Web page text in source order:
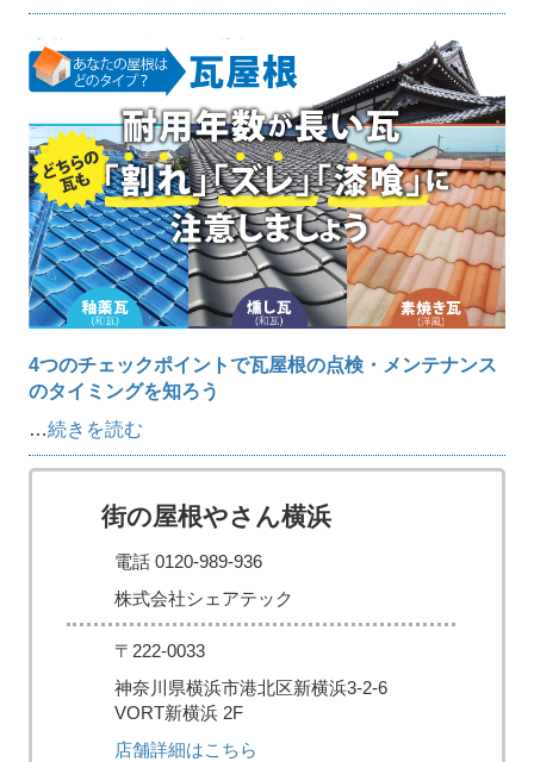
4つのチェックポイントで瓦屋根の点検・メンテナンス
のタイミングを知ろう
…続きを読む
街の屋根やさん横浜
電話 0120-989-936
株式会社シェアテック
〒222-0033
神奈川県横浜市港北区新横浜3-2-6
VORT新横浜 2F
店舗詳細はこちら